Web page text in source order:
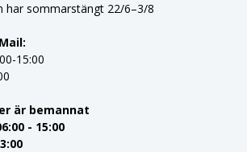
har sommarstängt 22/6–3/8
15:00
är bemannat
- 15:00